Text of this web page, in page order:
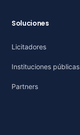
Soluciones
Licitadores
Instituciones públicas
Partners